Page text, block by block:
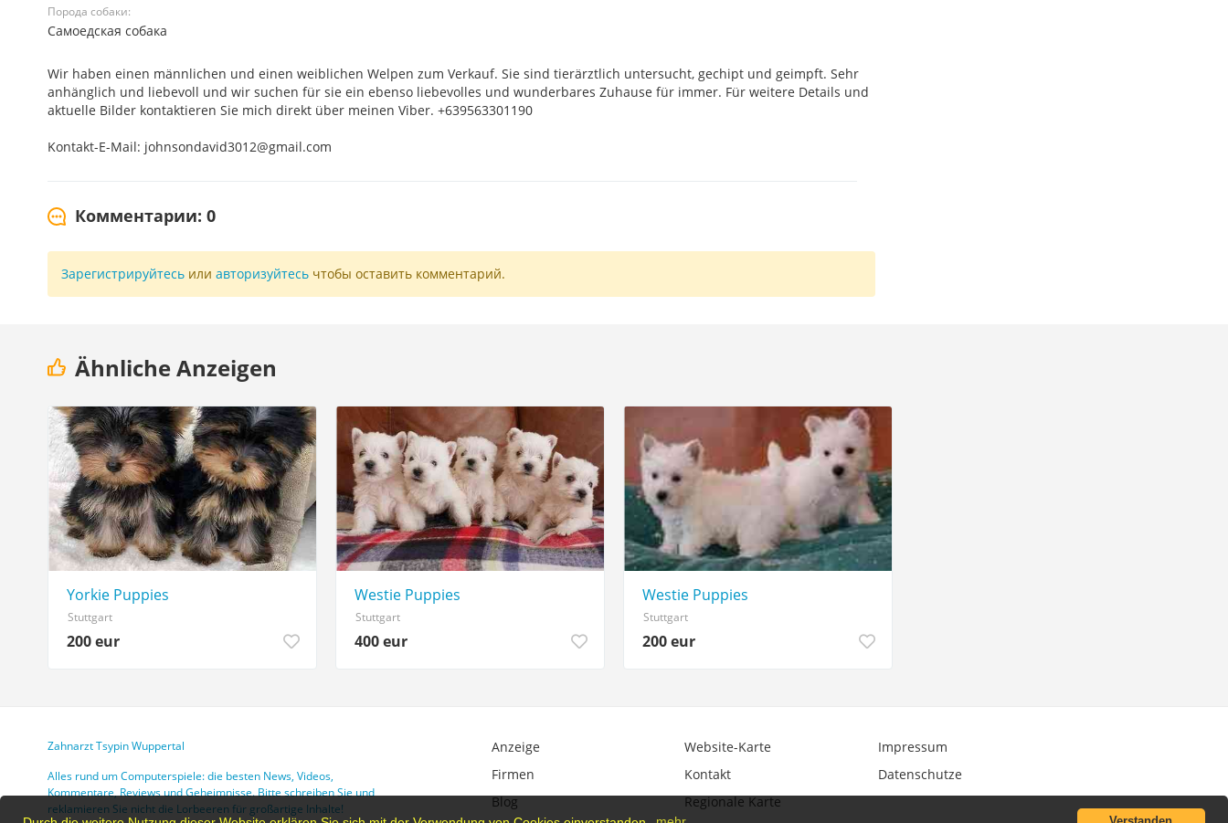
Порода собаки:
Самоедская собака
Wir haben einen männlichen und einen weiblichen Welpen zum Verkauf. Sie sind tierärztlich untersucht, gechipt und geimpft. Sehr
anhänglich und liebevoll und wir suchen für sie ein ebenso liebevolles und wunderbares Zuhause für immer. Für weitere Details und
aktuelle Bilder kontaktieren Sie mich direkt über meinen Viber. +639563301190
Kontakt-E-Mail: johnsondavid3012@gmail.com
Комментарии: 0
Зарегистрируйтесь или авторизуйтесь чтобы оставить комментарий.
Ähnliche Anzeigen
Yorkie Puppies
Stuttgart
200 eur
Westie Puppies
Stuttgart
400 eur
Westie Puppies
Stuttgart
200 eur
Zahnarzt Tsypin Wuppertal
Alles rund um Computerspiele: die besten News, Videos,
Kommentare, Reviews und Geheimnisse. Bitte schreiben Sie und
reklamieren Sie nicht die Lorbeeren für großartige Inhalte!
Anzeige
Firmen
Blog
Website-Karte
Kontakt
Regionale Karte
Impressum
Datenschutze